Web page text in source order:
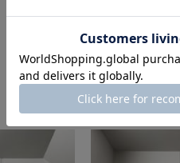
このスタッフの